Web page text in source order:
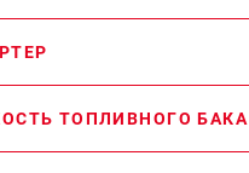
ТОПЛИВНОГО БАКА